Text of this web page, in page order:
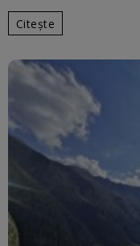
Citește